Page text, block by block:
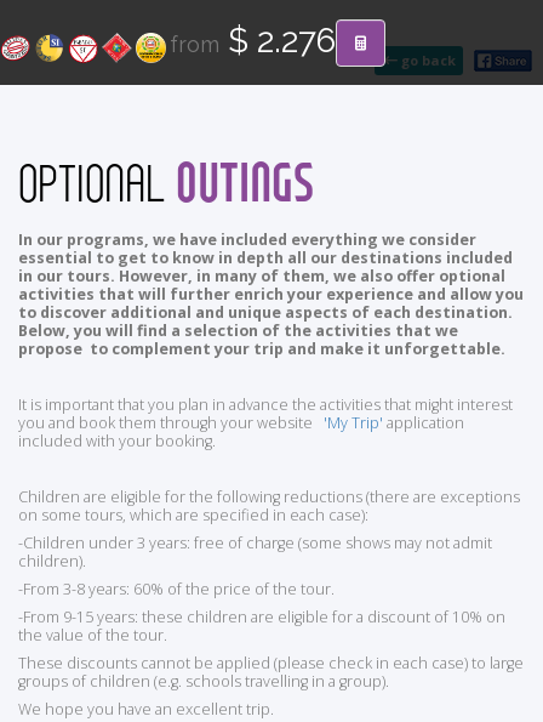
go back
from $ 2.276
OPTIONALOUTINGS
In our programs, we have included everything we consider
essential to get to know in depth all our destinations included
in our tours. However, in many of them, we also offer optional
activities that will further enrich your experience and allow you
to discover additional and unique aspects of each destination.
Below, you will find a selection of the activities that we
propose to complement your trip and make it unforgettable.
It is important that you plan in advance the activities that might interest
you and book them through your website 'My Trip' application
included with your booking.
Children are eligible for the following reductions (there are exceptions
on some tours, which are specified in each case):
-Children under 3 years: free of charge (some shows may not admit
children).
-From 3-8 years: 60% of the price of the tour.
-From 9-15 years: these children are eligible for a discount of 10% on
the value of the tour.
These discounts cannot be applied (please check in each case) to large
groups of children (e.g. schools travelling in a group).
We hope you have an excellent trip.